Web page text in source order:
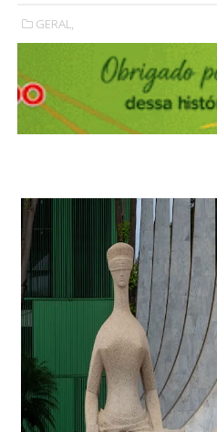
GERAL,